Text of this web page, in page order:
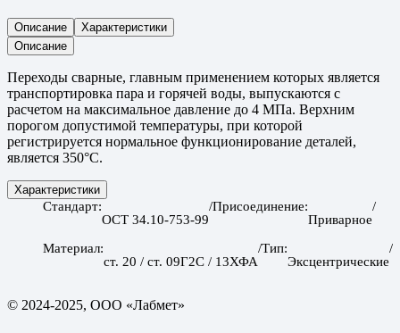
Описание
Характеристики
Описание
Переходы сварные, главным применением которых является
транспортировка пара и горячей воды, выпускаются с
расчетом на максимальное давление до 4 МПа. Верхним
порогом допустимой температуры, при которой
регистрируется нормальное функционирование деталей,
является 350°С.
Характеристики
Стандарт
ОСТ 34.10-753-99
Присоединение
Приварное
Материал
ст. 20 / ст. 09Г2С / 13ХФА
Тип
Эксцентрические
© 2024-2025, ООО «Лабмет»